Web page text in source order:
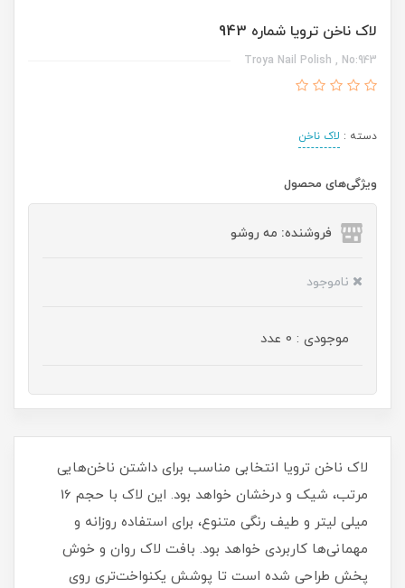
لاک ناخن ترویا شماره 943
Troya Nail Polish , No:943
دسته : لاک ناخن
ویژگی‌های محصول
فروشنده: مه رو‌شو
ناموجود
موجودی : 0 عدد
لاک ناخن ترویا انتخابی مناسب برای داشتن ناخن‌هایی
مرتب، شیک و درخشان خواهد بود. این لاک با حجم 16
میلی‌ لیتر و طیف رنگی متنوع، برای استفاده روزانه و
مهمانی‌ها کاربردی خواهد بود. بافت لاک روان و خوش‌
پخش طراحی شده است تا پوشش یکنواخت‌تری روی